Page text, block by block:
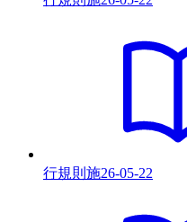
行規則 施26-05-22